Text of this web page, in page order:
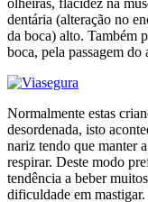
dentária (alteração no
da boca) alto. Também
boca, pela passagem do
Normalmente estas
desordenada, isto
nariz tendo que manter
respirar. Deste modo
tendência a beber
dificuldade em mastigar.